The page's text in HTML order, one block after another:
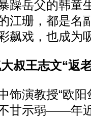
躁岳父的韩童
江珊，都是名
飙戏，也成为
叔王志文“返
演教授“欧阳
甘示弱——年